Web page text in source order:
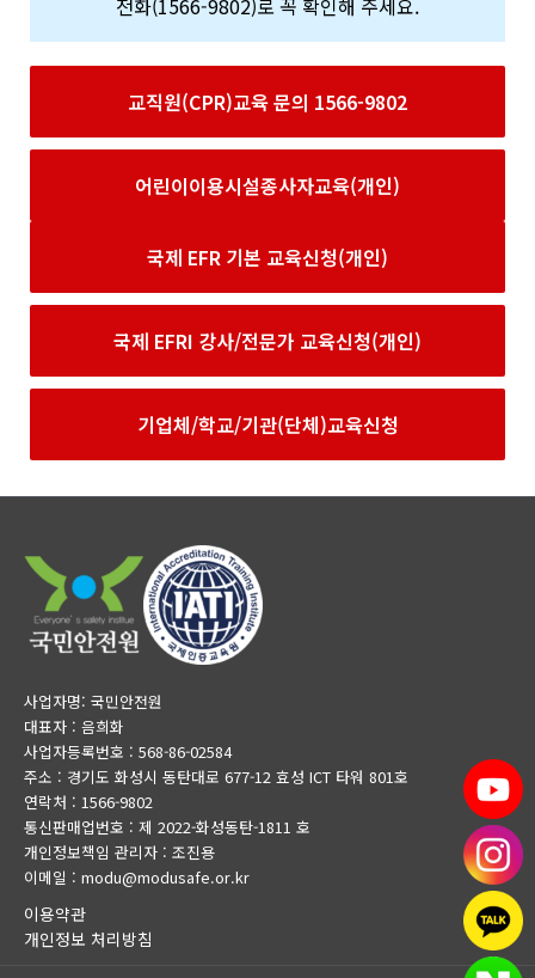
전화(1566-9802)로 꼭 확인해 주세요.
교직원(CPR)교육 문의 1566-9802
어린이이용시설종사자교육(개인)
국제 EFR 기본 교육신청(개인)
국제 EFRI 강사/전문가 교육신청(개인)
기업체/학교/기관(단체)교육신청
사업자명: 국민안전원
대표자 : 음희화
사업자등록번호 : 568-86-02584
주소 : 경기도 화성시 동탄대로 677-12 효성 ICT 타워 801호
연락처 : 1566-9802
통신판매업번호 : 제 2022-화성동탄-1811 호
개인정보책임 관리자 : 조진용
이메일 : modu@modusafe.or.kr
이용약관
개인정보 처리방침